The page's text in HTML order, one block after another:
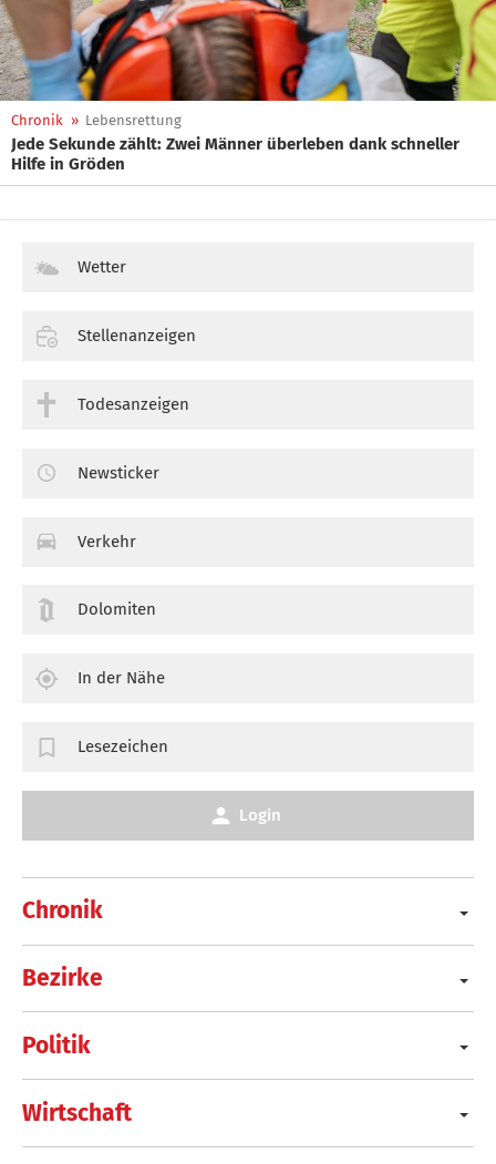
Chronik » Lebensrettung
Jede Sekunde zählt: Zwei Männer überleben dank schneller
Hilfe in Gröden
Chronik
Bezirke
Politik
Wirtschaft
Wetter
Stellenanzeigen
Todesanzeigen
Newsticker
Verkehr
Dolomiten
In der Nähe
Lesezeichen
Login